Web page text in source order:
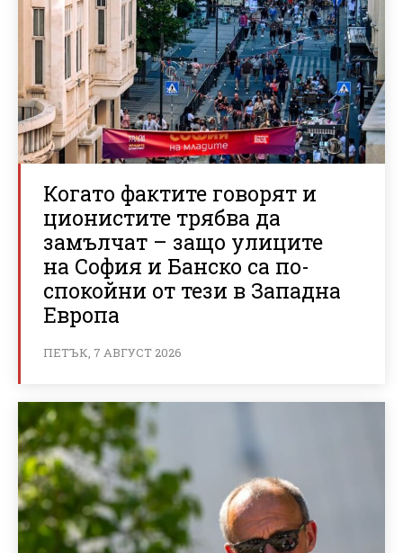
Когато фактите говорят и
ционистите трябва да
замълчат – защо улиците
на София и Банско са по-
спокойни от тези в Западна
Европа
ПЕТЪК, 7 АВГУСТ 2026